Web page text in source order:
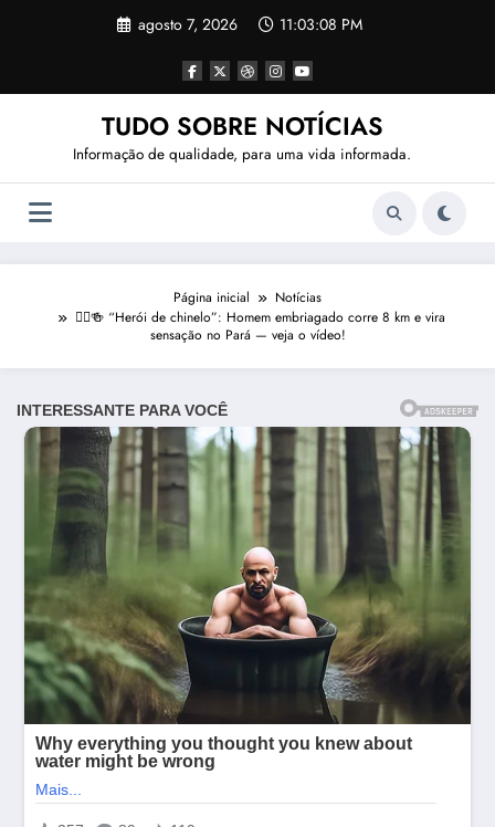
agosto 7, 2026 11:03:11 PM
TUDO SOBRE NOTÍCIAS
Informação de qualidade, para uma vida informada.
Página inicial
Notícias
🏃‍♂️🍻 “Herói de chinelo”: Homem embriagado corre 8 km e vira
sensação no Pará — veja o vídeo!